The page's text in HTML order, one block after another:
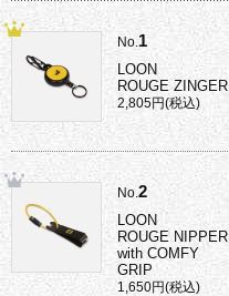
No. 1
LOON
ROUGE ZINGER
2,805円(税込)
No. 2
LOON
ROUGE NIPPER
with COMFY
GRIP
1,650円(税込)